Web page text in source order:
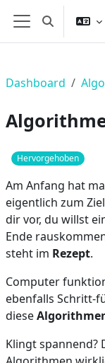
Zum Hauptinhalt
Website-
Dashboard
Hervorgehoben
Am Anfang hat
eigentlich zum
dir vor, du willst
Ende
steht im Rezept.
Computer
ebenfalls
diese
Klingt spannend?